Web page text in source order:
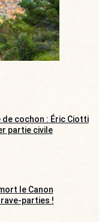
cochon : Éric Ciotti
partie civile
mort le Canon
parties !